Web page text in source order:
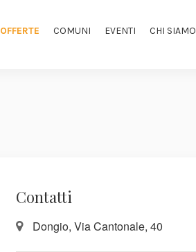
OFFERTE COMUNI EVENTI CHI SIAMO
Contatti
Dongio, Via Cantonale, 40